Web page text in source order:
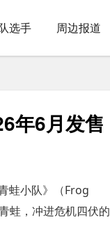
选手 周边报道
年6月发售
青蛙小队》（Frog
蛙，冲进危机四伏的